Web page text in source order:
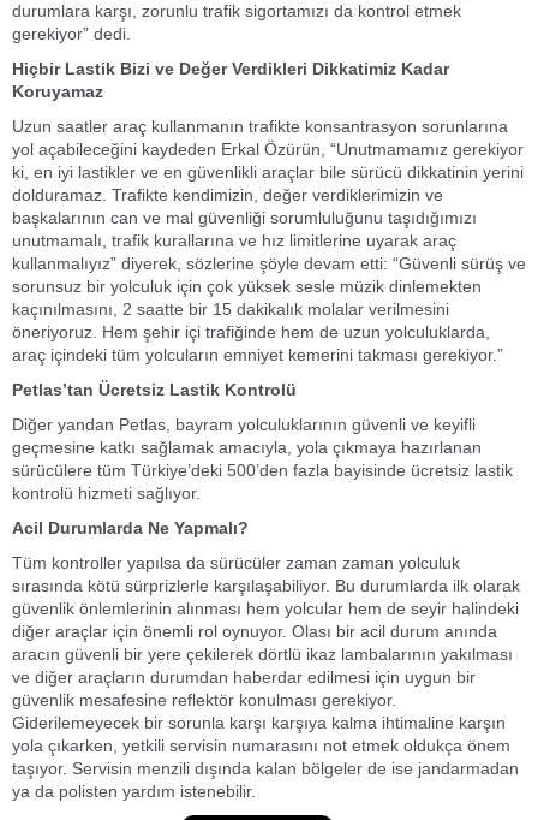
durumlara karşı, zorunlu trafik sigortamızı da kontrol etmek
gerekiyor” dedi.
Hiçbir Lastik Bizi ve Değer Verdikleri Dikkatimiz Kadar
Koruyamaz
Uzun saatler araç kullanmanın trafikte konsantrasyon sorunlarına
yol açabileceğini kaydeden Erkal Özürün, “Unutmamamız gerekiyor
ki, en iyi lastikler ve en güvenlikli araçlar bile sürücü dikkatinin yerini
dolduramaz. Trafikte kendimizin, değer verdiklerimizin ve
başkalarının can ve mal güvenliği sorumluluğunu taşıdığımızı
unutmamalı, trafik kurallarına ve hız limitlerine uyarak araç
kullanmalıyız” diyerek, sözlerine şöyle devam etti: “Güvenli sürüş ve
sorunsuz bir yolculuk için çok yüksek sesle müzik dinlemekten
kaçınılmasını, 2 saatte bir 15 dakikalık molalar verilmesini
öneriyoruz. Hem şehir içi trafiğinde hem de uzun yolculuklarda,
araç içindeki tüm yolcuların emniyet kemerini takması gerekiyor.”
Petlas’tan Ücretsiz Lastik Kontrolü
Diğer yandan Petlas, bayram yolculuklarının güvenli ve keyifli
geçmesine katkı sağlamak amacıyla, yola çıkmaya hazırlanan
sürücülere tüm Türkiye’deki 500’den fazla bayisinde ücretsiz lastik
kontrolü hizmeti sağlıyor.
Acil Durumlarda Ne Yapmalı?
Tüm kontroller yapılsa da sürücüler zaman zaman yolculuk
sırasında kötü sürprizlerle karşılaşabiliyor. Bu durumlarda ilk olarak
güvenlik önlemlerinin alınması hem yolcular hem de seyir halindeki
diğer araçlar için önemli rol oynuyor. Olası bir acil durum anında
aracın güvenli bir yere çekilerek dörtlü ikaz lambalarının yakılması
ve diğer araçların durumdan haberdar edilmesi için uygun bir
güvenlik mesafesine reflektör konulması gerekiyor.
Giderilemeyecek bir sorunla karşı karşıya kalma ihtimaline karşın
yola çıkarken, yetkili servisin numarasını not etmek oldukça önem
taşıyor. Servisin menzili dışında kalan bölgeler de ise jandarmadan
ya da polisten yardım istenebilir.